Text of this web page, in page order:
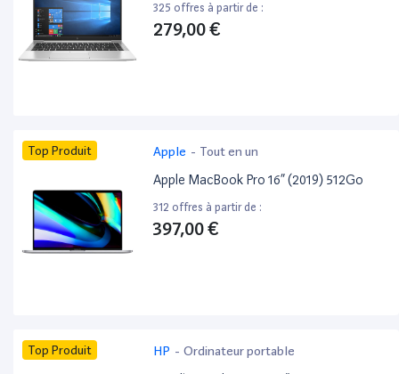
325 offres à partir de :
279,00 €
Top Produit Apple - Tout en un
Apple MacBook Pro 16” (2019) 512Go
312 offres à partir de :
397,00 €
Top Produit HP - Ordinateur portable